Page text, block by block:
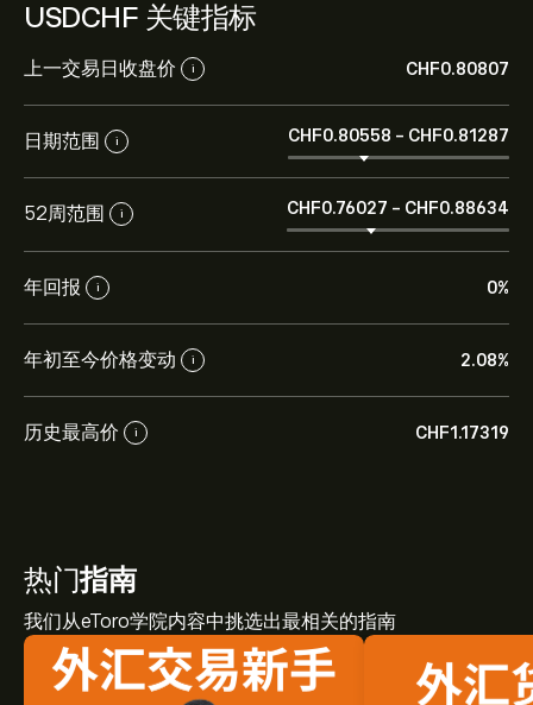
USDCHF 关键指标
上一交易日收盘价 i ‎CHF‎0.80807
日期范围 i ‎CHF‎0.80558 - ‎CHF‎0.81287
52周范围 i ‎CHF‎0.76027 - ‎CHF‎0.88634
年回报 i 0%
年初至今价格变动 i 2.08%
历史最高价 i ‎CHF‎1.17319
热门指南
我们从eToro学院内容中挑选出最相关的指南